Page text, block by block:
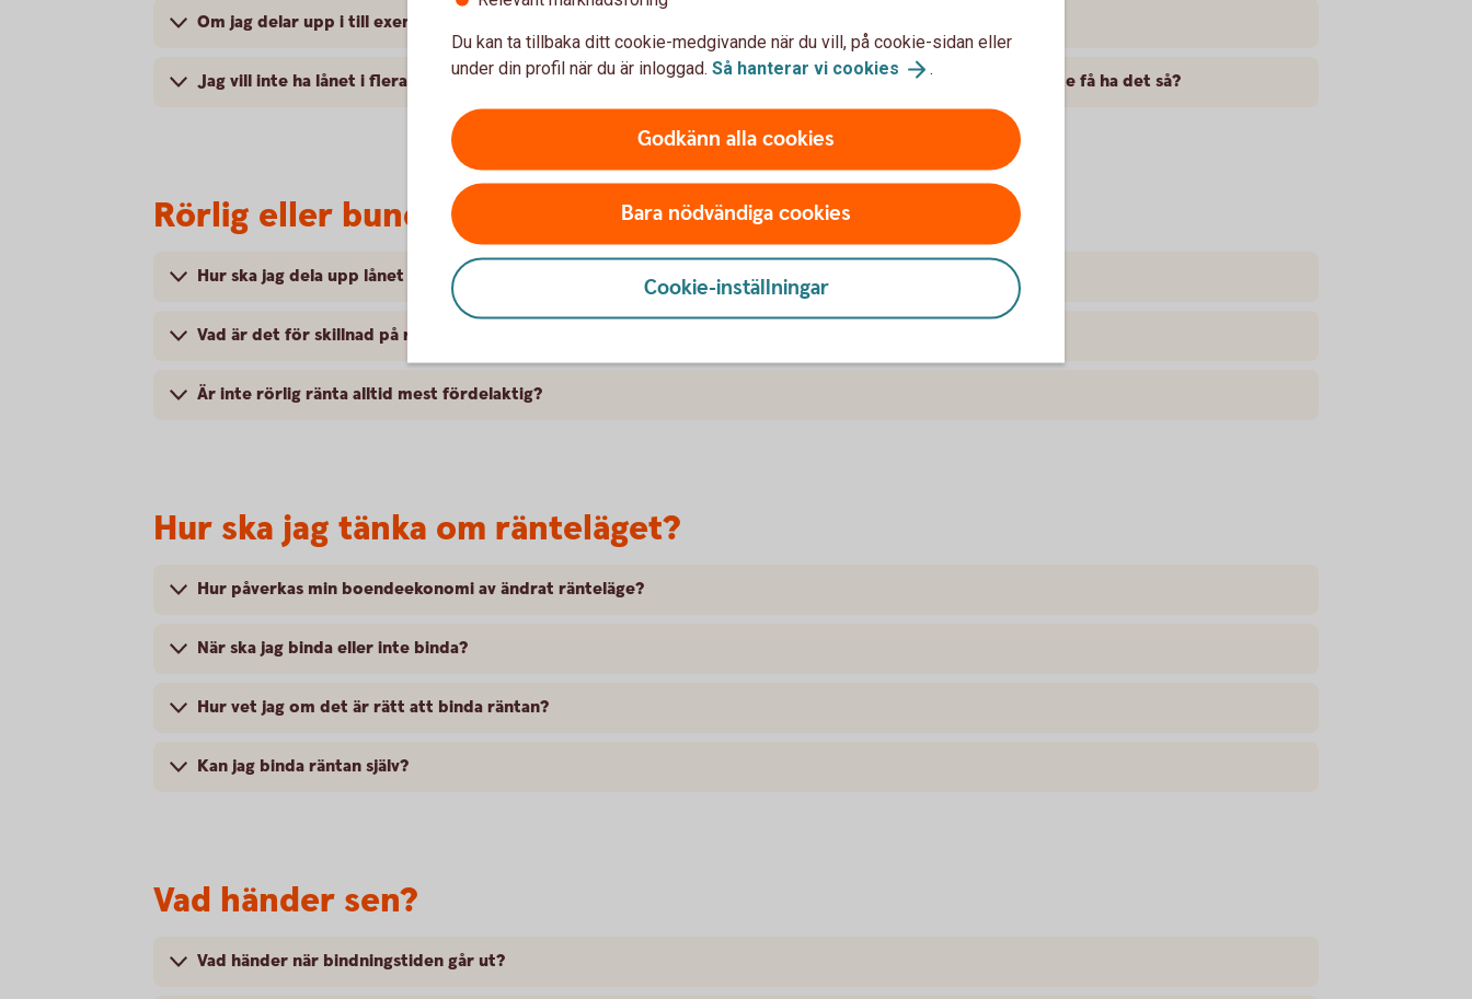
Om jag delar upp i till exempel fyra delar, kan jag ha samma räntebindning på alla?
Jag vill inte ha lånet i flera delar, utan jag vill ha hela lånet i en del och binda allt på samma löptid. Kan jag inte få ha det så?
Rörlig eller bunden ränta?
Hur ska jag dela upp lånet på olika räntebindningstider?
Vad är det för skillnad på rörlig och bunden ränta?
Är inte rörlig ränta alltid mest fördelaktig?
Hur ska jag tänka om ränteläget?
Hur påverkas min boendeekonomi av ändrat ränteläge?
När ska jag binda eller inte binda?
Hur vet jag om det är rätt att binda räntan?
Kan jag binda räntan själv?
Vad händer sen?
Vad händer när bindningstiden går ut?
Du kan ta tillbaka ditt cookie-medgivande när du vill, på cookie-sidan eller
under din profil när du är inloggad. Så hanterar vi cookies .
Godkänn alla cookies
Bara nödvändiga cookies
Cookie-inställningar